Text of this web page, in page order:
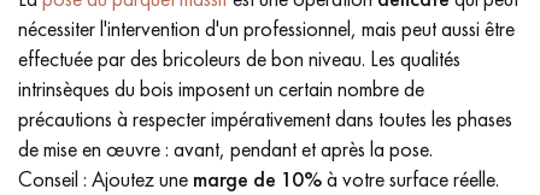
nécessiter l'intervention d'un professionnel, mais peut aussi être
effectuée par des bricoleurs de bon niveau. Les qualités
intrinsèques du bois imposent un certain nombre de
précautions à respecter impérativement dans toutes les phases
de mise en œuvre : avant, pendant et après la pose.
Conseil : Ajoutez une marge de 10%à votre surface réelle.